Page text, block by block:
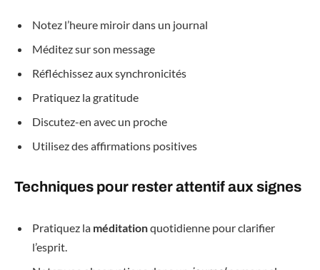
Notez l’heure miroir dans un journal
Méditez sur son message
Réfléchissez aux synchronicités
Pratiquez la gratitude
Discutez-en avec un proche
Utilisez des affirmations positives
Techniques pour rester attentif aux signes
Pratiquez la méditationquotidienne pour clarifier
l’esprit.